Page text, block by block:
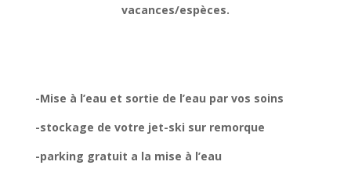
vacances/espèces.
-Mise à l’eau et sortie de l’eau par vos soins
-stockage de votre jet-ski sur remorque
-parking gratuit a la mise à l’eau